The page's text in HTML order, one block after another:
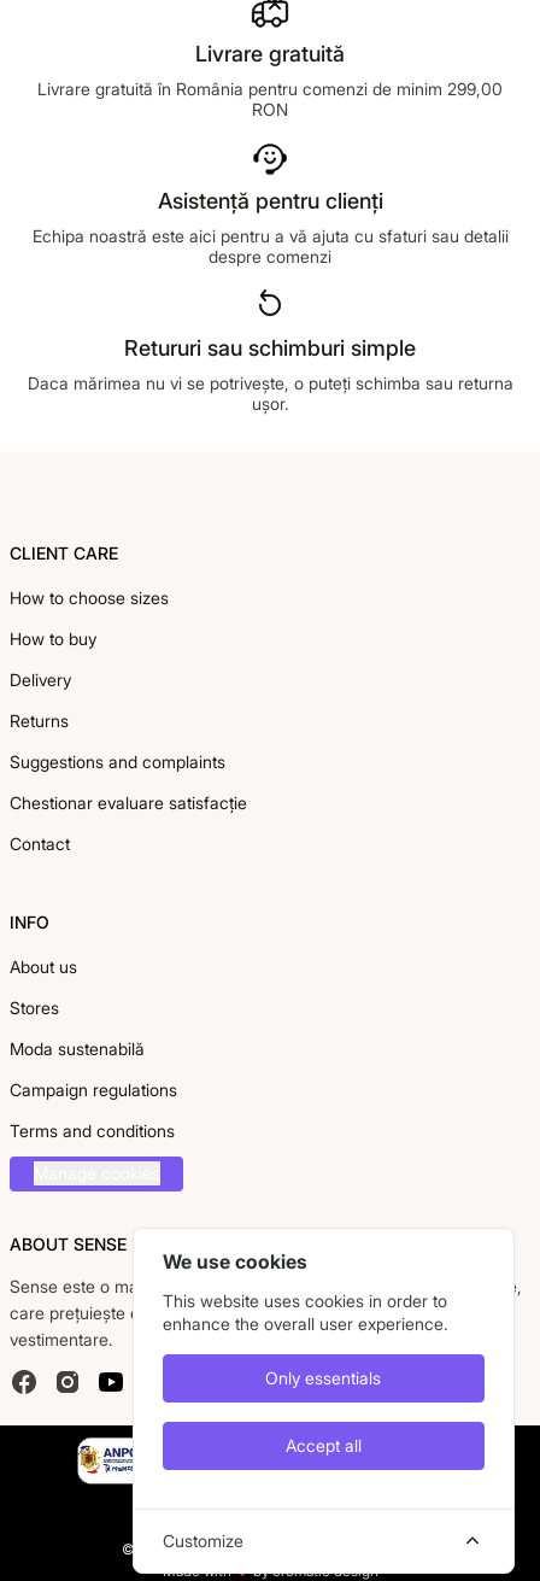
Livrare gratuită
Livrare gratuită în România pentru comenzi de minim 299,00
RON
Asistență pentru clienți
Echipa noastră este aici pentru a vă ajuta cu sfaturi sau detalii
despre comenzi
Retururi sau schimburi simple
Daca mărimea nu vi se potrivește, o puteți schimba sau returna
ușor.
CLIENT CARE
How to choose sizes
How to buy
Delivery
Returns
Suggestions and complaints
Chestionar evaluare satisfacție
Contact
INFO
About us
Stores
Moda sustenabilă
Campaign regulations
Terms and conditions
ABOUT SENSE
Sense este o marcă românească dedicată femeii moderne, active,
care prețuiește eleganța, confortul și calitatea pieselor
vestimentare.
FacebookInstagramYouTube
© 2026 Caremil S.R.L. All rights are reserved.
Made with❤️by cromatic design
We use cookies
This website uses cookies in order to
enhance the overall user experience.
Only essentials
Accept all
Customize